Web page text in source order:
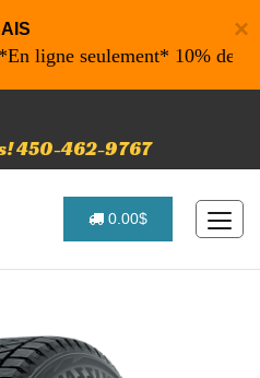
×
seulement* 10% de rabais
450-462-9767
0.00$